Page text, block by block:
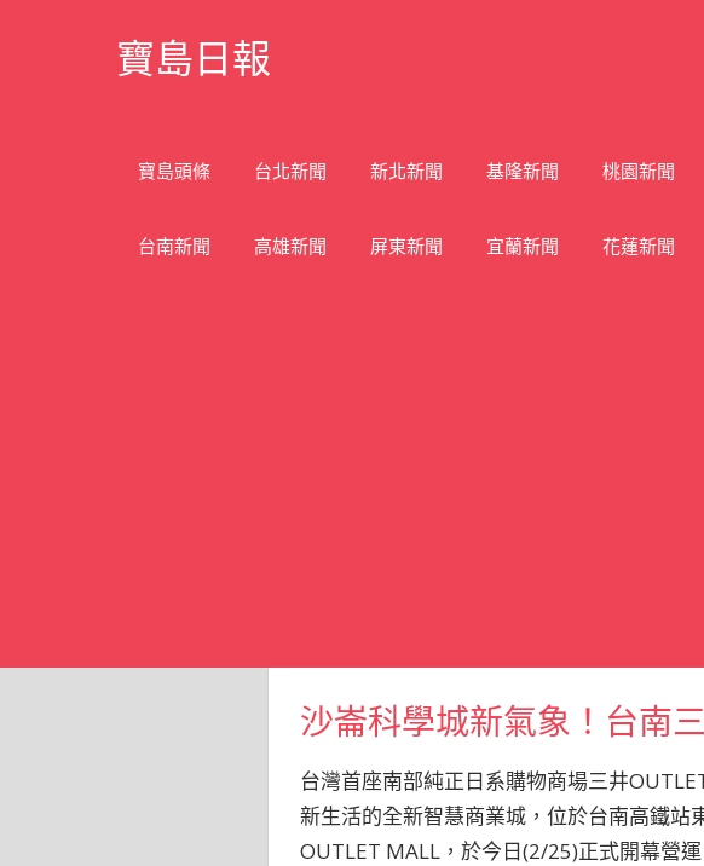
寶島日報
寶島頭條 台北新聞 新北新聞 基隆新聞 桃園新聞
台南新聞 高雄新聞 屏東新聞 宜蘭新聞 花蓮新聞
沙崙科學城新氣象！台南
台灣首座南部純正日系購物商場三井
新生活的全新智慧商業城，位於台南高鐵
OUTLET MALL，於今日(2/25)正式開幕營